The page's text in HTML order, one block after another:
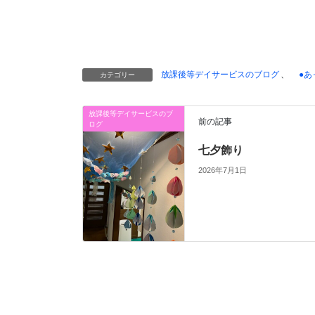
カテゴリー 放課後等デイサービスのブログ ●あ
放課後等デイサービスのブ
ログ
前の記事
七夕飾り
2026年7月1日